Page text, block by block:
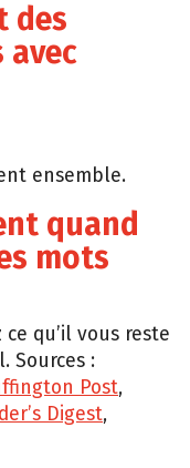
des
ensemble.
quand
mots
qu’il vous reste
Sources :
Post,
Digest,